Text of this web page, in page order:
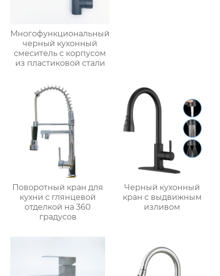
Многофункциональный
черный кухонный
смеситель с корпусом
из пластиковой стали
Поворотный кран для
кухни с глянцевой
отделкой на 360
градусов
Черный кухонный
кран с выдвижным
изливом